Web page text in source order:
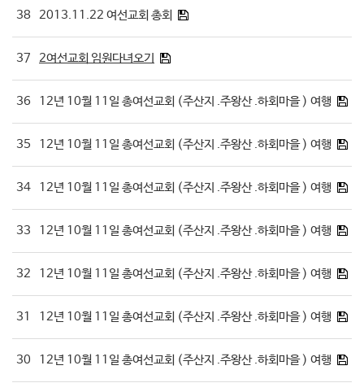
38 2013.11.22 여선교회 총회
37 2여선교회 임원다녀오기
36 12년 10월 11일 총여선교회 (주산지 .주왕산 .하회마을 ) 여행
35 12년 10월 11일 총여선교회 (주산지 .주왕산 .하회마을 ) 여행
34 12년 10월 11일 총여선교회 (주산지 .주왕산 .하회마을 ) 여행
33 12년 10월 11일 총여선교회 (주산지 .주왕산 .하회마을 ) 여행
32 12년 10월 11일 총여선교회 (주산지 .주왕산 .하회마을 ) 여행
31 12년 10월 11일 총여선교회 (주산지 .주왕산 .하회마을 ) 여행
30 12년 10월 11일 총여선교회 (주산지 .주왕산 .하회마을 ) 여행